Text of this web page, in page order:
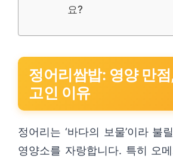
요?
정어리쌈밥: 영양 만
고인 이유
정어리는 ‘바다의 보물’이라 불
영양소를 자랑합니다. 특히 오